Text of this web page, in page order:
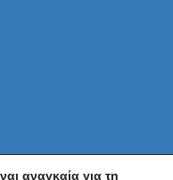
αναγκαία για τη